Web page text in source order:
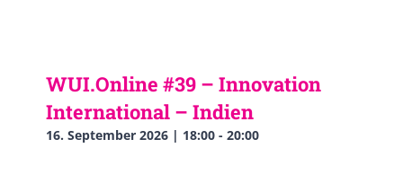
WUI.Online #39 – Innovation
International – Indien
16. September 2026 | 18:00 - 20:00